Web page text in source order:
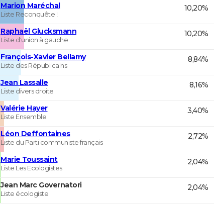
Marion Maréchal
Liste Reconquête !
10,20%
Raphaël Glucksmann
Liste d'union à gauche
10,20%
François-Xavier Bellamy
Liste des Républicains
8,84%
Jean Lassalle
Liste divers droite
8,16%
Valérie Hayer
Liste Ensemble
3,40%
Léon Deffontaines
Liste du Parti communiste français
2,72%
Marie Toussaint
Liste Les Ecologistes
2,04%
Jean Marc Governatori
Liste écologiste
2,04%